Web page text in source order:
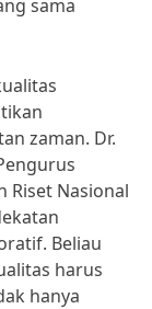
sama
zaman. Dr.
Riset Nasional
Beliau
harus
hanya